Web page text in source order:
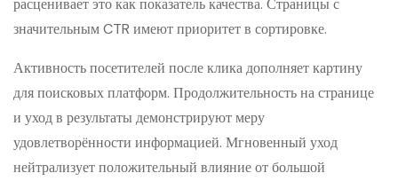
значительным CTR имеют приоритет в сортировке.
Активность посетителей после клика дополняет картину
для поисковых платформ. Продолжительность на странице
и уход в результаты демонстрируют меру
удовлетворённости информацией. Мгновенный уход
нейтрализует положительный влияние от большой